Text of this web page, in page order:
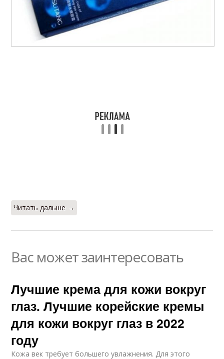
Читать дальше →
Вас может заинтересовать
Лучшие крема для кожи вокруг
глаз. Лучшие корейские кремы
для кожи вокруг глаз в 2022
году
Кожа век требует большего увлажнения. Для этого